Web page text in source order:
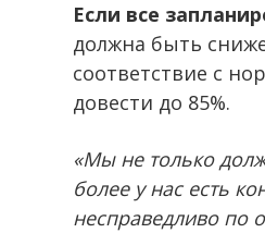
Если все
должна быть
соответствие с
довести до 85%.
«Мы не только
более у нас есть
несправедливо по